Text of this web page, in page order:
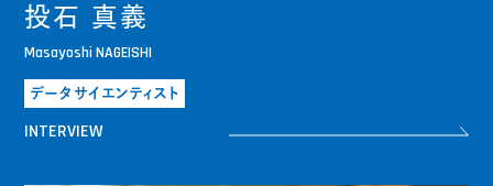
投石 真義
Masayoshi NAGEISHI
データサイエンティスト
INTERVIEW